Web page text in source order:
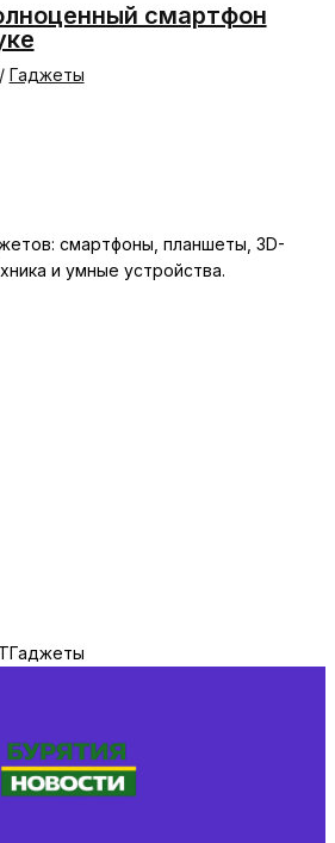
смартфон
/ Гаджеты
смартфоны, планшеты, 3D-
и умные устройства.
Гаджеты